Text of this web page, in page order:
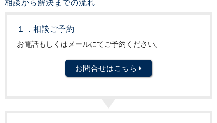
相談から解決までの流れ
１．相談ご予約
お電話もしくはメールにてご予約ください。
お問合せはこちら